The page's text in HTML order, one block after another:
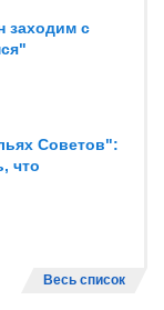
заходим с
Советов":
что
Весь список